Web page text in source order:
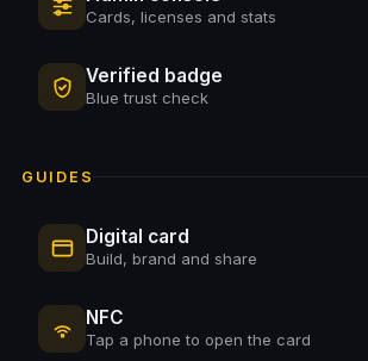
Cards, licenses and stats
Verified badge
Blue trust check
GUIDES
Digital card
Build, brand and share
NFC
Tap a phone to open the card